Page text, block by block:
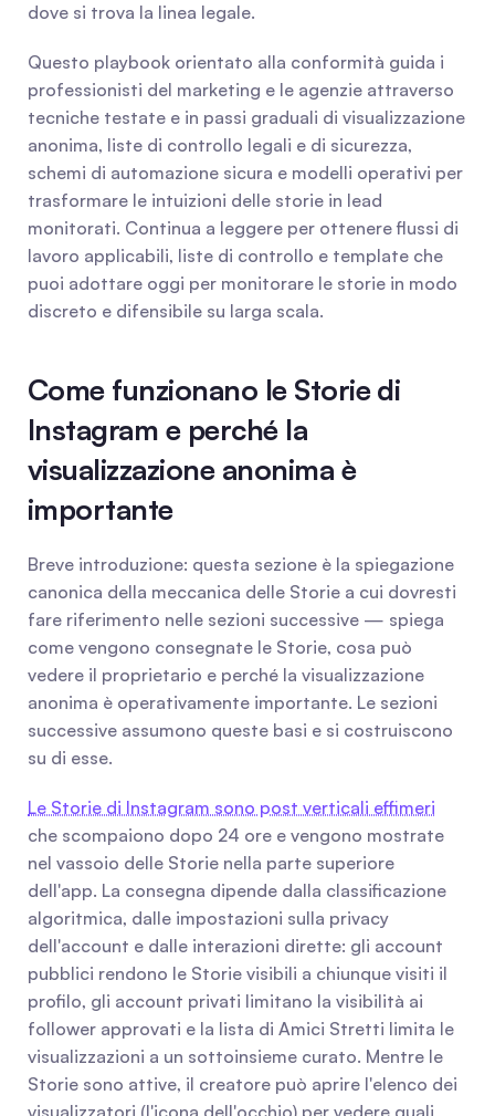
dove si trova la linea legale.
Questo playbook orientato alla conformità guida i
professionisti del marketing e le agenzie attraverso
tecniche testate e in passi graduali di visualizzazione
anonima, liste di controllo legali e di sicurezza,
schemi di automazione sicura e modelli operativi per
trasformare le intuizioni delle storie in lead
monitorati. Continua a leggere per ottenere flussi di
lavoro applicabili, liste di controllo e template che
puoi adottare oggi per monitorare le storie in modo
discreto e difensibile su larga scala.
Come funzionano le Storie di
Instagram e perché la
visualizzazione anonima è
importante
Breve introduzione: questa sezione è la spiegazione
canonica della meccanica delle Storie a cui dovresti
fare riferimento nelle sezioni successive — spiega
come vengono consegnate le Storie, cosa può
vedere il proprietario e perché la visualizzazione
anonima è operativamente importante. Le sezioni
successive assumono queste basi e si costruiscono
su di esse.
Le Storie di Instagram sono post verticali effimeri
che scompaiono dopo 24 ore e vengono mostrate
nel vassoio delle Storie nella parte superiore
dell'app. La consegna dipende dalla classificazione
algoritmica, dalle impostazioni sulla privacy
dell'account e dalle interazioni dirette: gli account
pubblici rendono le Storie visibili a chiunque visiti il
profilo, gli account privati limitano la visibilità ai
follower approvati e la lista di Amici Stretti limita le
visualizzazioni a un sottoinsieme curato. Mentre le
Storie sono attive, il creatore può aprire l'elenco dei
visualizzatori (l'icona dell'occhio) per vedere quali